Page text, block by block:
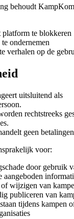
behoudt
platform te blokkeren
ondernemen
verhalen op de
uitsluitend als
rechtstreeks
geen
voor:
door gebruik
aangeboden
wijzigen van
publiceren van
tijdens kampen